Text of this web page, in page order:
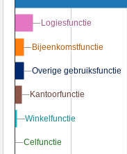
Logiesfunctie
Logiesfunctie
Bijeenkomstfunctie
Bijeenkomstfunctie
Overige gebruiksfunctie
Overige gebruiksfunctie
Kantoorfunctie
Kantoorfunctie
Winkelfunctie
Winkelfunctie
Celfunctie
Celfunctie